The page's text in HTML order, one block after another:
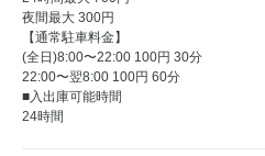
夜間最大 300円
【通常駐車料金】
(全日)8:00〜22:00 100円 30分
22:00〜翌8:00 100円 60分
■入出庫可能時間
24時間